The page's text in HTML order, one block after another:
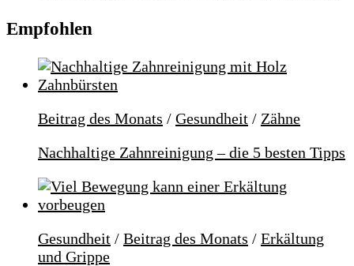
Empfohlen
Beitrag des Monats / Gesundheit / Zähne
Nachhaltige Zahnreinigung – die 5 besten Tipps
Gesundheit / Beitrag des Monats / Erkältung
und Grippe